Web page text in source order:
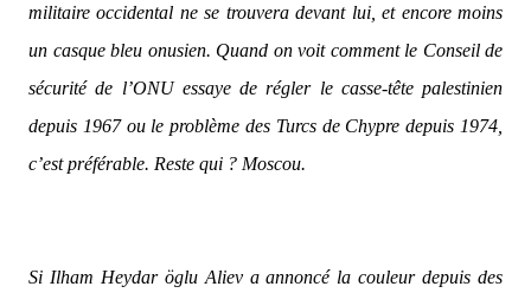
militaire occidental ne se trouvera devant lui, et encore moins
un casque bleu onusien. Quand on voit comment le Conseil de
sécurité de l’ONU essaye de régler le casse-tête palestinien
depuis 1967 ou le problème des Turcs de Chypre depuis 1974,
c’est préférable. Reste qui ? Moscou.
Si Ilham Heydar öglu Aliev a annoncé la couleur depuis des